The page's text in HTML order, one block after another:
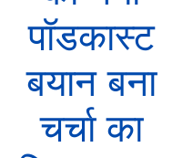
पॉडकास्ट
बयान बना
चर्चा का